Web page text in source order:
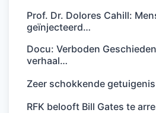
Prof. Dr. Dolores Cahill:
geïnjecteerd…
Docu: Verboden
verhaal…
Zeer schokkende
RFK belooft Bill Gates te